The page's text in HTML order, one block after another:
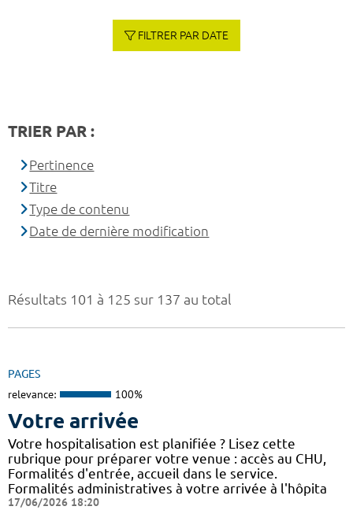
Résultats 101 à 125 sur 137 au total
PAGES
relevance: 100%
Votre arrivée
Votre hospitalisation est planifiée ? Lisez cette
rubrique pour préparer votre venue : accès au CHU,
Formalités d'entrée, accueil dans le service.
Formalités administratives à votre arrivée à l'hôpita
17/06/2026 18:20
FILTRER PAR DATE
TRIER PAR :
Pertinence
Titre
Type de contenu
Date de dernière modification